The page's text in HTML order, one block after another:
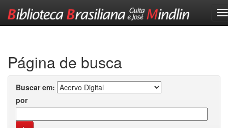
Página de busca
Buscar em:
por